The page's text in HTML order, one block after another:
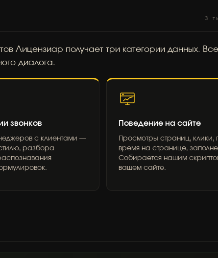
3
Лицензиар получает три категории данных.
диалога.
звонков
с клиентами —
разбора
Поведение на сайте
Просмотры страниц, клики,
время на странице,
Собирается нашим
вашем сайте.